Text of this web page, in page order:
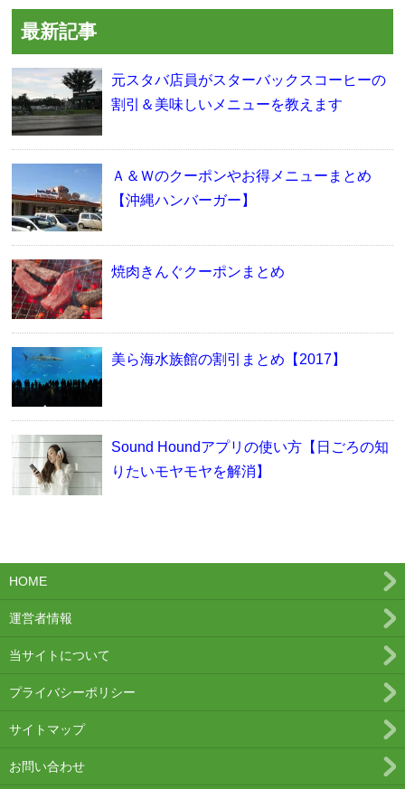
最新記事
元スタバ店員がスターバックスコーヒーの
割引＆美味しいメニューを教えます
Ａ＆Ｗのクーポンやお得メニューまとめ
【沖縄ハンバーガー】
焼肉きんぐクーポンまとめ
美ら海水族館の割引まとめ【2017】
Sound Houndアプリの使い方【日ごろの知
りたいモヤモヤを解消】
HOME
運営者情報
当サイトについて
プライバシーポリシー
サイトマップ
お問い合わせ